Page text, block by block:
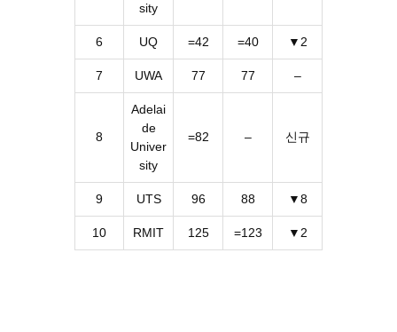
sity
6 UQ =42 =40 ▼2
7 UWA 77 77 –
8
Adelai
de
Univer
sity
=82 – 신규
9 UTS 96 88 ▼8
10 RMIT 125 =123 ▼2